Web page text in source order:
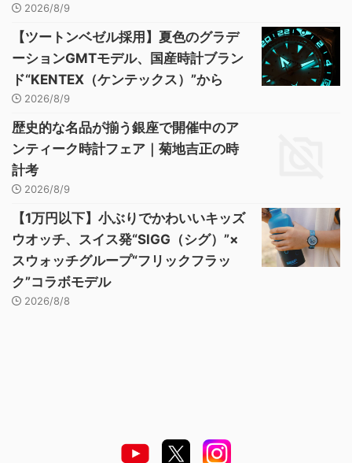
2026/8/9
【ツートンベゼル採用】夏色のグラデ
ーションGMTモデル、国産時計ブラン
ド“KENTEX（ケンテックス）”から
2026/8/9
歴史的な名品が揃う銀座で開催中のア
ンティーク時計フェア｜菊地吉正の時
計考
2026/8/9
【1万円以下】小ぶりでかわいいキッズ
ウオッチ、スイス発“SIGG（シグ）”×
スウォッチグループ“フリックフラッ
ク”コラボモデル
2026/8/8